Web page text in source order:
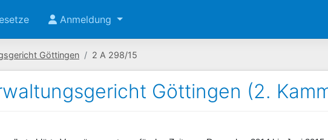
Anmeldung
Göttingen 2 A 298/15
Göttingen (2.